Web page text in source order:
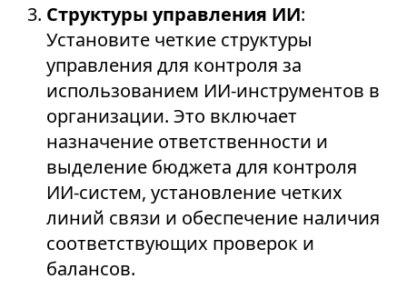
Структуры управления ИИ:
Установите четкие структуры
управления для контроля за
использованием ИИ-инструментов в
организации. Это включает
назначение ответственности и
выделение бюджета для контроля
ИИ-систем, установление четких
линий связи и обеспечение наличия
соответствующих проверок и
балансов.